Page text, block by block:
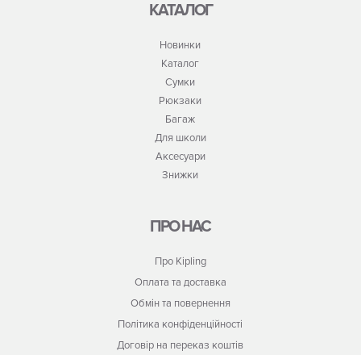
КАТАЛОГ
Новинки
Каталог
Сумки
Рюкзаки
Багаж
Для школи
Аксесуари
Знижки
ПРО НАС
Про Kipling
Оплата та доставка
Обмін та повернення
Політика конфіденційності
Договір на переказ коштів